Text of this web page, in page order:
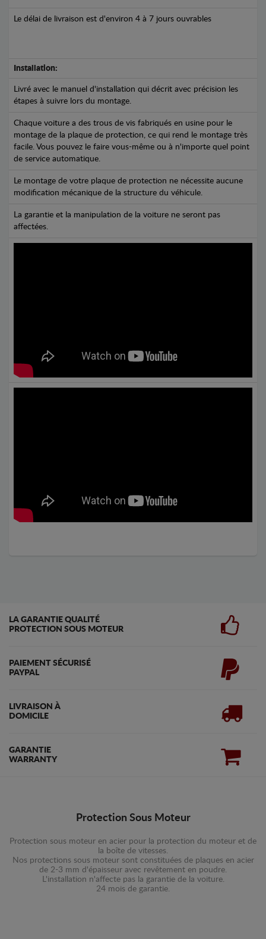
Le délai de livraison est d'environ 4 à 7 jours ouvrables
Installation:
Livré avec le manuel d'installation qui décrit avec précision les
étapes à suivre lors du montage.
Chaque voiture a des trous de vis fabriqués en usine pour le
montage de la plaque de protection, ce qui rend le montage très
facile. Vous pouvez le faire vous-même ou à n'importe quel point
de service automatique.
Le montage de votre plaque de protection ne nécessite aucune
modification mécanique de la structure du véhicule.
La garantie et la manipulation de la voiture ne seront pas
affectées.
LA GARANTIE QUALITÉ
PROTECTION SOUS MOTEUR
PAIEMENT SÉCURISÉ
PAYPAL
LIVRAISON À
DOMICILE
GARANTIE
WARRANTY
Protection Sous Moteur
Protection sous moteur en acier pour la protection du moteur et de
la boîte de vitesses.
Nos protections sous moteur sont constituées de plaques en acier
de 2-3 mm d'épaisseur avec revêtement en poudre.
L'installation n'affecte pas la garantie de la voiture.
24 mois de garantie.